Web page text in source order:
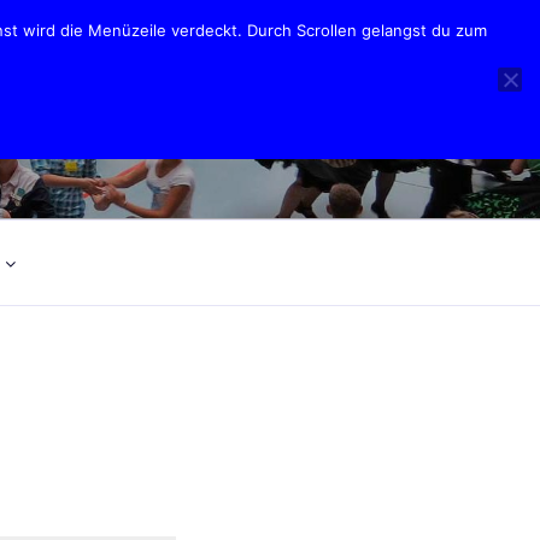
wird die Menüzeile verdeckt. Durch Scrollen gelangst du zum